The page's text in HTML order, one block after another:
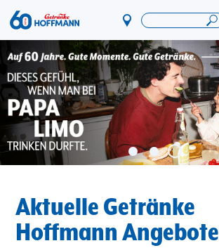
Direkt
zum
Inhalt
Startseite Getränke Hoffmann
Aktuelle Getränke
Hoffmann Angebote